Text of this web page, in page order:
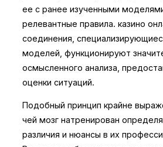
ее с ранее изученными
релевантные правила. казино
соединения,
моделей, функционируют
осмысленного анализа,
оценки ситуаций.
Подобный принцип крайне
чей мозг натренирован
различия и нюансы в их